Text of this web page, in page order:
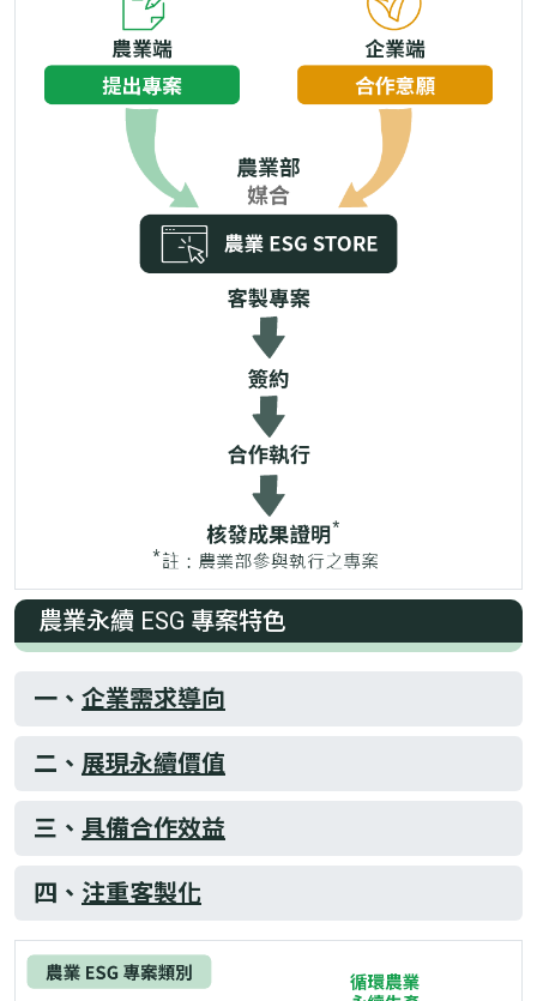
農業永續 ESG 專案特色
一、 企業需求導向
二、 展現永續價值
三、 具備合作效益
四、 注重客製化